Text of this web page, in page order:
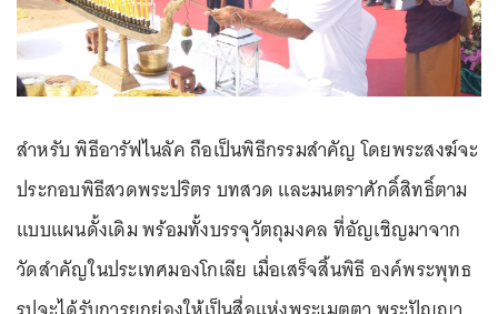
สำหรับ พิธีอารัฟไนลัค ถือเป็นพิธีกรรมสำคัญ โดยพระสงฆ์จะ
ประกอบพิธีสวดพระปริตร บทสวด และมนตราศักดิ์สิทธิ์ตาม
แบบแผนดั้งเดิม พร้อมทั้งบรรจุวัตถุมงคล ที่อัญเชิญมาจาก
วัดสำคัญในประเทศมองโกเลีย เมื่อเสร็จสิ้นพิธี องค์พระพุทธ